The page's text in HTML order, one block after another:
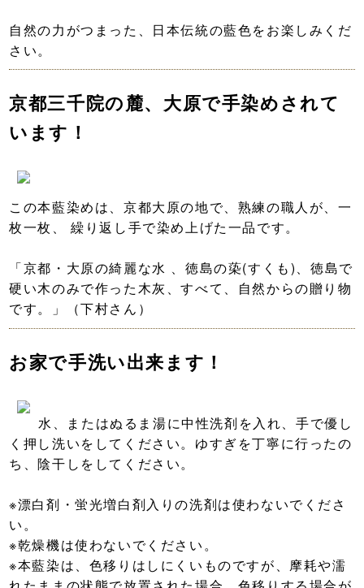
自然の力がつまった、日本伝統の藍色をお楽しみくだ
さい。
京都三千院の麓、大原で手染めされて
います！
この本藍染めは、京都大原の地で、熟練の職人が、一
枚一枚、 繰り返し手で染め上げた一品です。
「京都・大原の綺麗な水 、徳島の蒅(すくも)、徳島で
硬い木のみで作った木灰、すべて、自然からの贈り物
です。」（下村さん）
お家で手洗い出来ます！
水、またはぬるま湯に中性洗剤を入れ、手で優し
く押し洗いをしてください。ゆすぎを丁寧に行ったの
ち、陰干しをしてください。
※漂白剤・蛍光増白剤入りの洗剤は使わないでくださ
い。
※乾燥機は使わないでください。
※本藍染は、色移りはしにくいものですが、摩耗や濡